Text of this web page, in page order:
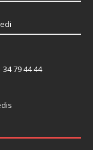
34 79 44 44